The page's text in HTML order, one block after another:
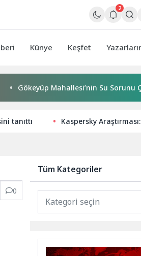
2
Künye Keşfet
Mahallesi’nin Su Sorunu Çözüme
tanıttı Kaspersky
0
Tüm Kategoriler